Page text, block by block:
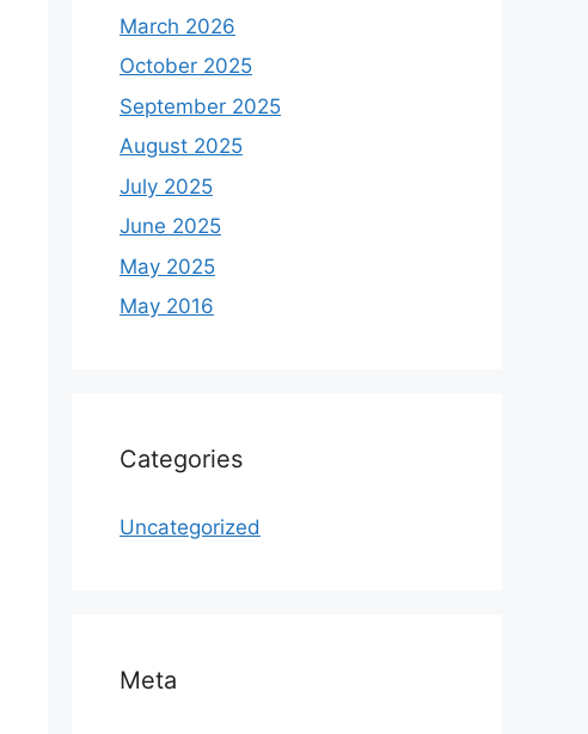
March 2026
October 2025
September 2025
August 2025
July 2025
June 2025
May 2025
May 2016
Categories
Uncategorized
Meta